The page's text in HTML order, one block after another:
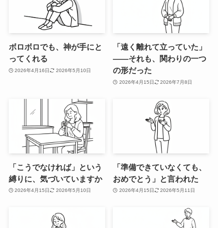
ボロボロでも、神が手にと
ってくれる
2026年4月16日 2026年5月10日
「遠く離れて立っていた」
——それも、関わりの一つ
の形だった
2026年4月15日 2026年7月8日
「こうでなければ」という
縛りに、気づいていますか
2026年4月15日 2026年5月10日
「準備できていなくても、
おめでとう」と言われた
2026年4月15日 2026年5月11日